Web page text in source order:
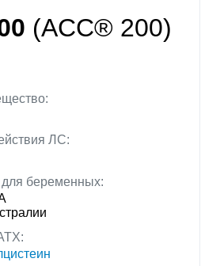
(ACC® 200)
ЛС:
для беременных: